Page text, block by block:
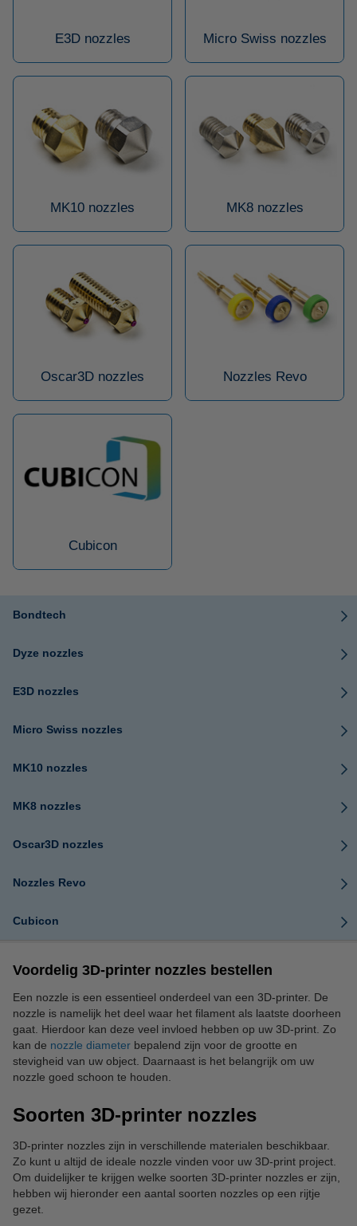
E3D nozzles Micro Swiss nozzles
MK10 nozzles MK8 nozzles
Oscar3D nozzles Nozzles Revo
Cubicon
Bondtech
Dyze nozzles
E3D nozzles
Micro Swiss nozzles
MK10 nozzles
MK8 nozzles
Oscar3D nozzles
Nozzles Revo
Cubicon
Voordelig 3D-printer nozzles bestellen
Een nozzle is een essentieel onderdeel van een 3D-printer. De
nozzle is namelijk het deel waar het filament als laatste doorheen
gaat. Hierdoor kan deze veel invloed hebben op uw 3D-print. Zo
kan de nozzle diameter bepalend zijn voor de grootte en
stevigheid van uw object. Daarnaast is het belangrijk om uw
nozzle goed schoon te houden.
Soorten 3D-printer nozzles
3D-printer nozzles zijn in verschillende materialen beschikbaar.
Zo kunt u altijd de ideale nozzle vinden voor uw 3D-print project.
Om duidelijker te krijgen welke soorten 3D-printer nozzles er zijn,
hebben wij hieronder een aantal soorten nozzles op een rijtje
gezet.